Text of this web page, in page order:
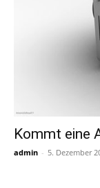
Kommt eine
admin - 5. Dezember